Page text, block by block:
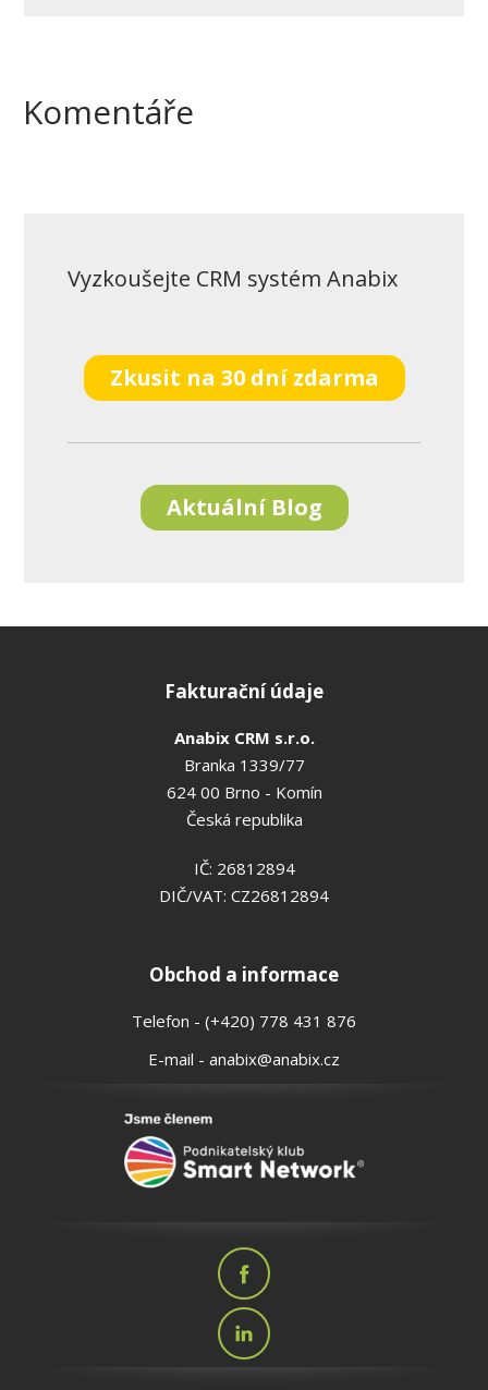
Komentáře
Vyzkoušejte CRM systém Anabix
Zkusit na 30 dní zdarma
Aktuální Blog
Fakturační údaje
Anabix CRM s.r.o.
Branka 1339/77
624 00 Brno - Komín
Česká republika
IČ: 26812894
DIČ/VAT: CZ26812894
Obchod a informace
Telefon - (+420) 778 431 876
E-mail - anabix@anabix.cz